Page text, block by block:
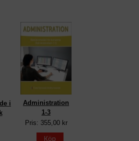
i
Administration
1-3
Pris: 355,00 kr
Köp